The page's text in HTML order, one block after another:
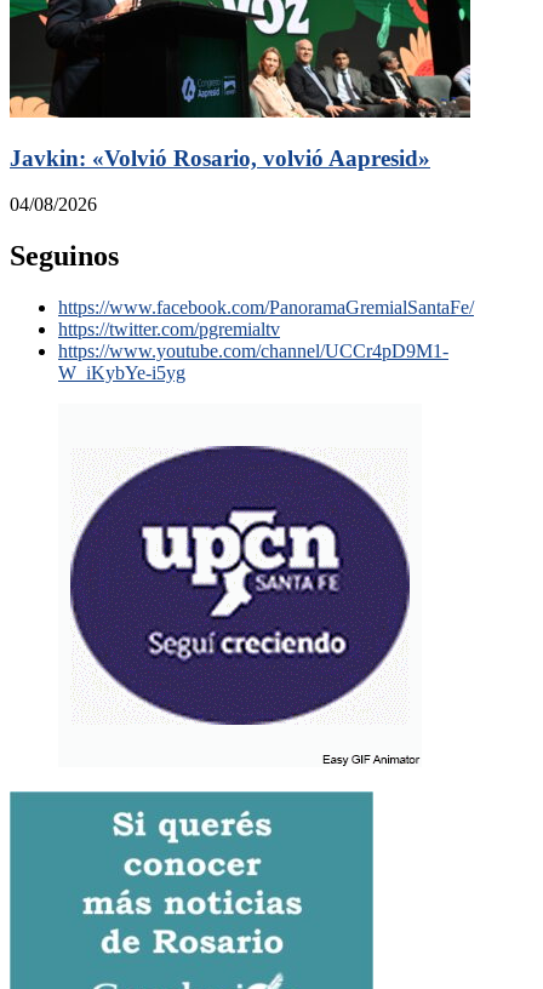
Javkin: «Volvió Rosario, volvió Aapresid»
04/08/2026
Seguinos
https://www.facebook.com/PanoramaGremialSantaFe/
https://twitter.com/pgremialtv
https://www.youtube.com/channel/UCCr4pD9M1-
W_iKybYe-i5yg